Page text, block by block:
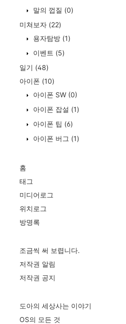
말의 껍질 (0)
미쳐보자 (22)
용자탐방 (1)
이벤트 (5)
일기 (48)
아이폰 (10)
아이폰 SW (0)
아이폰 잡설 (1)
아이폰 팁 (6)
아이폰 버그 (1)
홈
태그
미디어로그
위치로그
방명록
조금씩 써 보렵니다.
저작권 알림
저작권 공지
도아의 세상사는 이야기
OS의 모든 것